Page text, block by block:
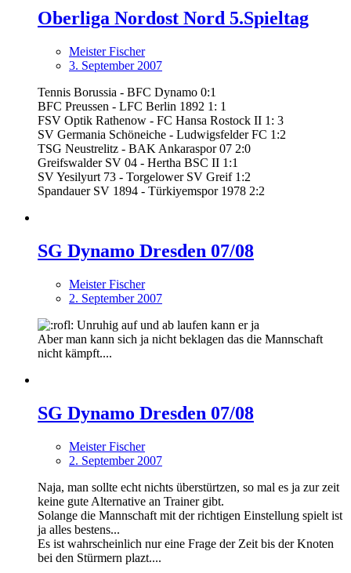
Oberliga Nordost Nord 5.Spieltag
Meister Fischer
3. September 2007
Tennis Borussia - BFC Dynamo 0:1
BFC Preussen - LFC Berlin 1892 1: 1
FSV Optik Rathenow - FC Hansa Rostock II 1: 3
SV Germania Schöneiche - Ludwigsfelder FC 1:2
TSG Neustrelitz - BAK Ankaraspor 07 2:0
Greifswalder SV 04 - Hertha BSC II 1:1
SV Yesilyurt 73 - Torgelower SV Greif 1:2
Spandauer SV 1894 - Türkiyemspor 1978 2:2
SG Dynamo Dresden 07/08
Meister Fischer
2. September 2007
Unruhig auf und ab laufen kann er ja
Aber man kann sich ja nicht beklagen das die Mannschaft
nicht kämpft....
SG Dynamo Dresden 07/08
Meister Fischer
2. September 2007
Naja, man sollte echt nichts überstürtzen, so mal es ja zur zeit
keine gute Alternative an Trainer gibt.
Solange die Mannschaft mit der richtigen Einstellung spielt ist
ja alles bestens...
Es ist wahrscheinlich nur eine Frage der Zeit bis der Knoten
bei den Stürmern plazt....